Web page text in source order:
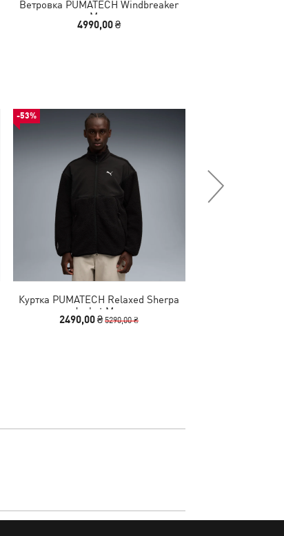
Ветровка PUMATECH Windbreaker
Men
4990,00 ₴
-53%
Куртка PUMATECH Relaxed Sherpa
Jacket Men
2490,00 ₴5290,00 ₴